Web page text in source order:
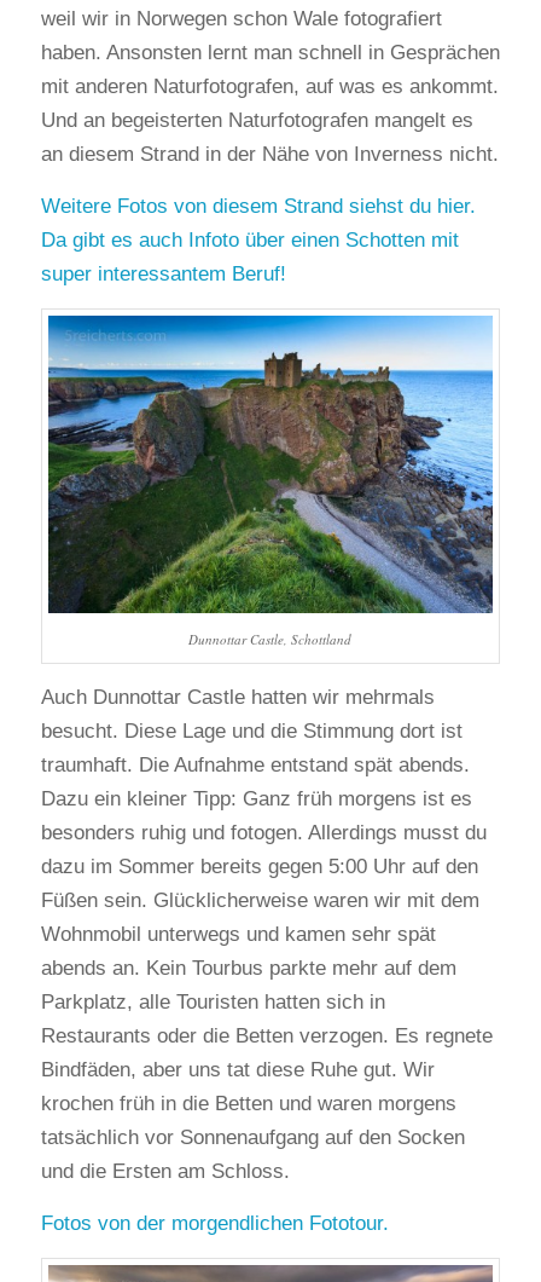
weil wir in Norwegen schon Wale fotografiert
haben. Ansonsten lernt man schnell in Gesprächen
mit anderen Naturfotografen, auf was es ankommt.
Und an begeisterten Naturfotografen mangelt es
an diesem Strand in der Nähe von Inverness nicht.
Weitere Fotos von diesem Strand siehst du hier.
Da gibt es auch Infoto über einen Schotten mit
super interessantem Beruf!
Dunnottar Castle, Schottland
Auch Dunnottar Castle hatten wir mehrmals
besucht. Diese Lage und die Stimmung dort ist
traumhaft. Die Aufnahme entstand spät abends.
Dazu ein kleiner Tipp: Ganz früh morgens ist es
besonders ruhig und fotogen. Allerdings musst du
dazu im Sommer bereits gegen 5:00 Uhr auf den
Füßen sein. Glücklicherweise waren wir mit dem
Wohnmobil unterwegs und kamen sehr spät
abends an. Kein Tourbus parkte mehr auf dem
Parkplatz, alle Touristen hatten sich in
Restaurants oder die Betten verzogen. Es regnete
Bindfäden, aber uns tat diese Ruhe gut. Wir
krochen früh in die Betten und waren morgens
tatsächlich vor Sonnenaufgang auf den Socken
und die Ersten am Schloss.
Fotos von der morgendlichen Fototour.